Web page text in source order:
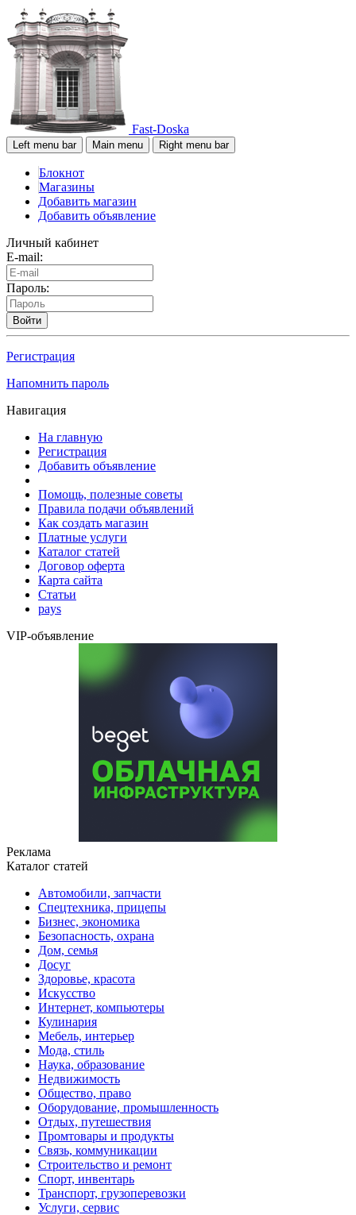
Fast-Doska
Left menu bar Main menu Right menu bar
Блокнот
Магазины
Добавить магазин
Добавить объявление
Личный кабинет
E-mail:
Пароль:
Войти
Регистрация
Напомнить пароль
Навигация
На главную
Регистрация
Добавить объявление
Помощь, полезные советы
Правила подачи объявлений
Как создать магазин
Платные услуги
Каталог статей
Договор оферта
Карта сайта
Статьи
pays
VIP-объявление
Реклама
Каталог статей
Автомобили, запчасти
Спецтехника, прицепы
Бизнес, экономика
Безопасность, охрана
Дом, семья
Досуг
Здоровье, красота
Искусство
Интернет, компьютеры
Кулинария
Мебель, интерьер
Мода, стиль
Наука, образование
Недвижимость
Общество, право
Оборудование, промышленность
Отдых, путешествия
Промтовары и продукты
Связь, коммуникации
Строительство и ремонт
Cпорт, инвентарь
Транспорт, грузоперевозки
Услуги, сервис